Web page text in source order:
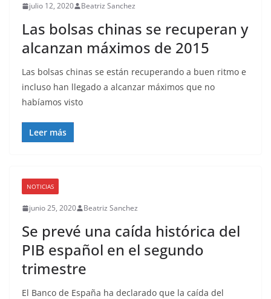
julio 12, 2020 Beatriz Sanchez
Las bolsas chinas se recuperan y
alcanzan máximos de 2015
Las bolsas chinas se están recuperando a buen ritmo e
incluso han llegado a alcanzar máximos que no
habíamos visto
Leer más
NOTICIAS
junio 25, 2020 Beatriz Sanchez
Se prevé una caída histórica del
PIB español en el segundo
trimestre
El Banco de España ha declarado que la caída del